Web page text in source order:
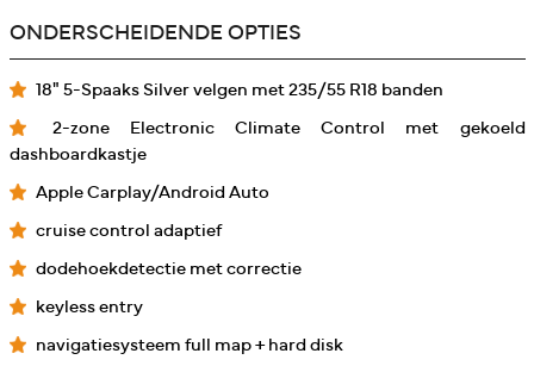
ONDERSCHEIDENDE OPTIES
18" 5-Spaaks Silver velgen met 235/55 R18 banden
2-zone Electronic Climate Control met gekoeld
dashboardkastje
Apple Carplay/Android Auto
cruise control adaptief
dodehoekdetectie met correctie
keyless entry
navigatiesysteem full map + hard disk